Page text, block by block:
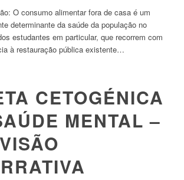
O consumo alimentar fora de casa é um
determinante da saúde da população no
estudantes em particular, que recorrem com
à restauração pública existente…
CETOGÉNICA
MENTAL –